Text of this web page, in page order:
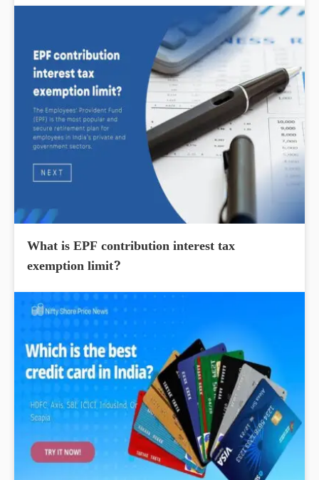
What is EPF contribution interest tax
exemption limit?